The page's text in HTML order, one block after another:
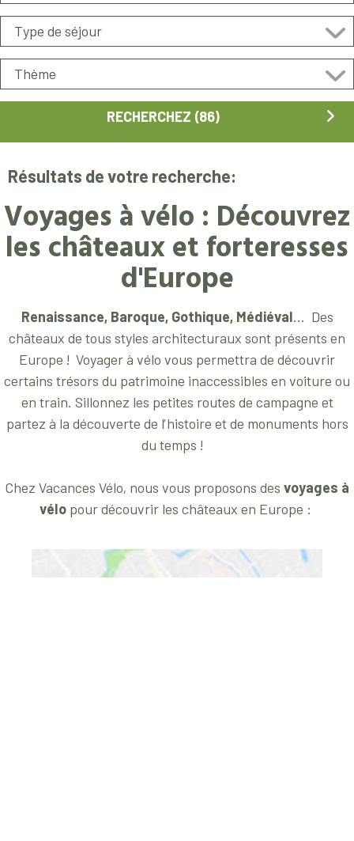
Résultats de votre recherche:
Voyages à vélo : Découvrez
les châteaux et forteresses
d'Europe
Renaissance, Baroque, Gothique, Médiéval... Des
châteaux de tous styles architecturaux sont présents en
Europe ! Voyager à vélo vous permettra de découvrir
certains trésors du patrimoine inaccessibles en voiture ou
en train. Sillonnez les petites routes de campagne et
partez à la découverte de l’histoire et de monuments hors
du temps !
Chez Vacances Vélo, nous vous proposons des voyages à
vélo pour découvrir les châteaux en Europe :